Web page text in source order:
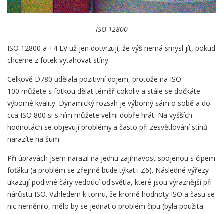
ISO 12800
ISO 12800 a +4 EV už jen dotvrzují, že výš nemá smysl jít, pokud
chceme z fotek vytahovat stíny.
Celkově D780 udělala pozitivní dojem, protože na ISO
100 můžete s fotkou dělat téměř cokoliv a stále se dočkáte
výborné kvality. Dynamický rozsah je výborný sám o sobě a do
cca ISO 800 si s ním můžete velmi dobře hrát. Na vyšších
hodnotách se objevují problémy a často při zesvětlování stínů
narazíte na šum.
Při úpravách jsem narazil na jednu zajímavost spojenou s čipem
foťáku (a problém se zřejmě bude týkat i Z6). Následné výřezy
ukazují podivné čáry vedoucí od světla, které jsou výraznější při
nárůstu ISO. Vzhledem k tomu, že kromě hodnoty ISO a času se
nic neměnilo, mělo by se jednat o problém čipu (byla použita